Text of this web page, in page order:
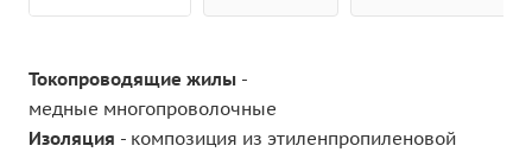
Токопроводящие жилы -
медные многопроволочные
Изоляция - композиция из этиленпропиленовой